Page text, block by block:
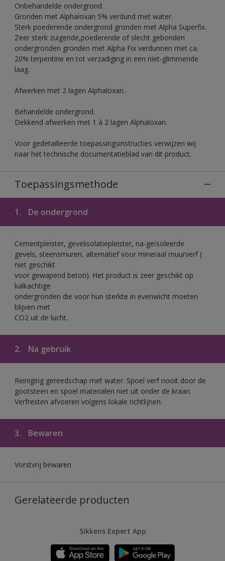
Onbehandelde ondergrond.
Gronden met Alphaloxan 5% verdund met water.
Sterk poederende ondergrond gronden met Alpha Superfix.
Zeer sterk zuigende,poederende of slecht gebonden
ondergronden gronden met Alpha Fix verdunnen met ca.
20% terpentine en tot verzadiging in een niet-glimmende
laag.
Afwerken met 2 lagen Alphaloxan.
Behandelde ondergrond.
Dekkend afwerken met 1 à 2 lagen Alphaloxan.
Voor gedetailleerde toepassingsinstructies verwijzen wij
naar het technische documentatieblad van dit product.
Toepassingsmethode
1. De ondergrond
Cementpleister, gevelisolatiepleister, na-geïsoleerde
gevels, steensmuren, alternatief voor mineraal muurverf (
niet geschikt
voor gewapend beton). Het product is zeer geschikt op
kalkachtige
ondergronden die voor hun sterkte in evenwicht moeten
blijven met
CO2 uit de lucht.
2. Na gebruik
Reiniging gereedschap met water. Spoel verf nooit door de
gootsteen en spoel materialen niet uit onder de kraan.
Verfresten afvoeren volgens lokale richtlijnen.
3. Bewaren
Vorstvrij bewaren
Gerelateerde producten
Sikkens Expert App